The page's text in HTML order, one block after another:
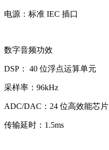
电源：标准 IEC 插口
数字音频功效
DSP： 40 位浮点运算单元
采样率：96kHz
ADC/DAC：24 位高效能芯片
传输延时：1.5ms